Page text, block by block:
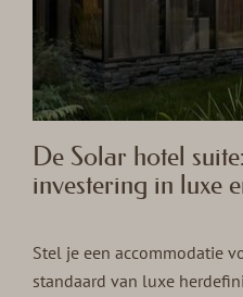
De Solar hotel
investering in luxe
Stel je een accommodatie
standaard van luxe